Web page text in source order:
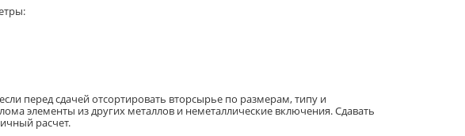
перед сдачей отсортировать вторсырье по размерам, типу и
элементы из других металлов и неметаллические включения. Сдавать
расчет.